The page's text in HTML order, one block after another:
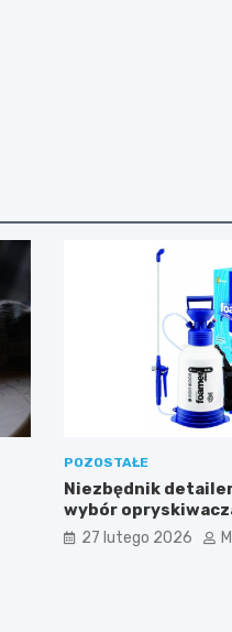
POZOSTAŁE
Niezbędnik
wybór
znaczenie dla
27 lutego 2026